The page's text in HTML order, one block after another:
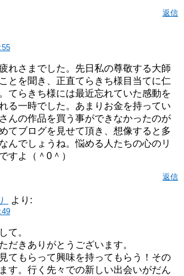
返信
れさまでした。先日私の尊敬する大師
とを聞き、正直てらきち様目当てに仁
てらきち様には最近忘れていた感動を
る一時でした。あまりお金を持ってい
んの作品を買う事ができなかったのが
てブログを見せて頂き、想像すると多
んでしょうね。悩める人たちの心のリ
すよ（＾0＾）
返信
より:
て。
だきありがとうございます。
てもらって興味を持ってもらう！その
す。行く先々での新しい出会いがだん